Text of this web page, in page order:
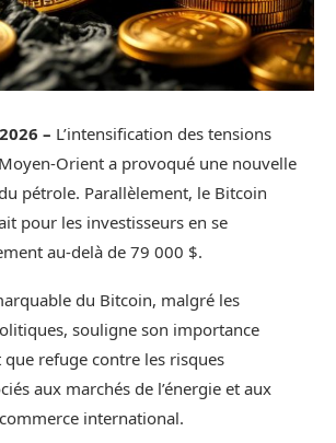
– L’intensification des tensions
Orient a provoqué une nouvelle
pétrole. Parallèlement, le Bitcoin
pour les investisseurs en se
au-delà de 79 000 $.
du Bitcoin, malgré les
souligne son importance
refuge contre les risques
aux marchés de l’énergie et aux
international.